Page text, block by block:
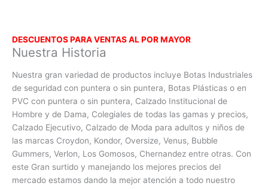
DESCUENTOS PARA VENTAS AL POR MAYOR
Nuestra Historia
Nuestra gran variedad de productos incluye Botas Industriales
de seguridad con puntera o sin puntera, Botas Plásticas o en
PVC con puntera o sin puntera, Calzado Institucional de
Hombre y de Dama, Colegiales de todas las gamas y precios,
Calzado Ejecutivo, Calzado de Moda para adultos y niños de
las marcas Croydon, Kondor, Oversize, Venus, Bubble
Gummers, Verlon, Los Gomosos, Chernandez entre otras. Con
este Gran surtido y manejando los mejores precios del
mercado estamos dando la mejor atención a todo nuestro